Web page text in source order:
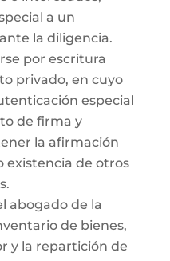
a un
la diligencia.
por escritura
privado, en cuyo
especial
de firma y
la afirmación
existencia de otros
abogado de la
de bienes,
y la repartición de